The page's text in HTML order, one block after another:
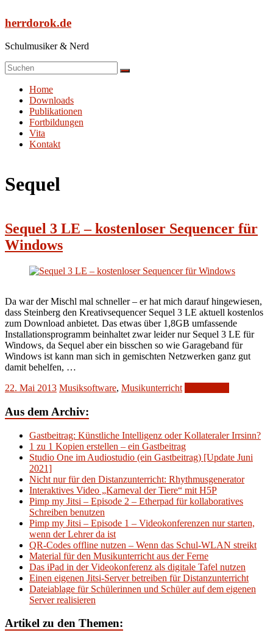
Inhalt
springen
herrdorok.de
Schulmusiker & Nerd
Menü
Home
Downloads
Publikationen
Fortbildungen
Vita
Kontakt
Sequel
Sequel 3 LE – kostenloser Sequencer für
Windows
Da war der Mischl mal schneller – er hat mich darauf hingewiesen,
dass Steinberg den Kreativsequencer Sequel 3 LE aktuell kostenlos
zum Download anbietet. Das etwas über 1,8GB umfassende
Installationsprogramm beinhaltet zwar leider nur Sequel 3 LE für
Windows, da Sequel aber ein bisschen so wie Garageband für
Windows ist kann man sich in gemischten Netzwerken ganz gut
damit behelfen, …
22. Mai 2013 Musiksoftware, Musikunterricht
Aus dem Archiv:
Gastbeitrag: Künstliche Intelligenz oder Kollateraler Irrsinn?
1 zu 1 Kopien erstellen – ein Gastbeitrag
Studio One im Audiostudio (ein Gastbeitrag) [Update Juni
2021]
Nicht nur für den Distanzunterricht: Rhythmusgenerator
Interaktives Video „Karneval der Tiere“ mit H5P
Pimp my Jitsi – Episode 2 – Etherpad für kollaboratives
Schreiben benutzen
Pimp my Jitsi – Episode 1 – Videokonferenzen nur starten,
wenn der Lehrer da ist
QR-Codes offline nutzen – Wenn das Schul-WLAN streikt
Material für den Musikunterricht aus der Ferne
Das iPad in der Videokonferenz als digitale Tafel nutzen
Einen eigenen Jitsi-Server betreiben für Distanzunterricht
Dateiablage für Schülerinnen und Schüler auf dem eigenen
Server realisieren
Artikel zu den Themen: